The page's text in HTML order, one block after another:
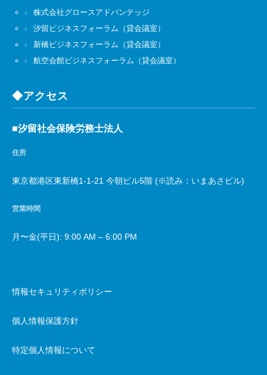
株式会社グロースアドバンテッジ
汐留ビジネスフォーラム（貸会議室）
新橋ビジネスフォーラム（貸会議室）
航空会館ビジネスフォーラム（貸会議室）
◆アクセス
■汐留社会保険労務士法人
住所
東京都港区東新橋1-1-21 今朝ビル5階 (※読み：いまあさビル)
営業時間
月〜金(平日): 9:00 AM – 6:00 PM
情報セキュリティポリシー
個人情報保護方針
特定個人情報について